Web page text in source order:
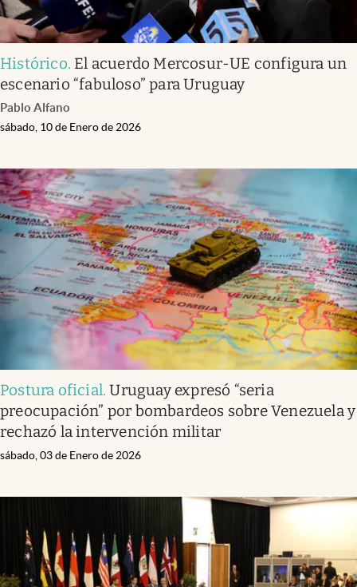
Histórico. El acuerdo Mercosur-UE configura un
escenario “fabuloso” para Uruguay
Pablo Alfano
sábado, 10 de Enero de 2026
Postura oficial.Uruguay expresó “seria
preocupación” por bombardeos sobre Venezuela y
rechazó la intervención militar
sábado, 03 de Enero de 2026